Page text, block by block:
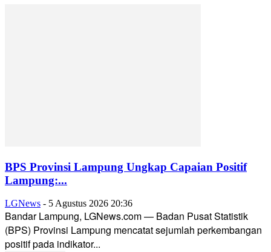
BPS Provinsi Lampung Ungkap Capaian Positif
Lampung:...
LGNews - 5 Agustus 2026 20:36
Bandar Lampung, LGNews.com — Badan Pusat Statistik
(BPS) Provinsi Lampung mencatat sejumlah perkembangan
positif pada indikator...